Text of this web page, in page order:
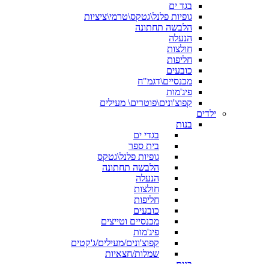
בגד ים
גופיות פלנל\גטקס\טרמי\ציציות
הלבשה תחתונה
הנעלה
חולצות
חליפות
כובעים
מכנסיים\דגמ"ח
פיג'מות
קפוצ'ונים\פוטרים\ מעילים
ילדים
בנות
בגדי ים
בית ספר
גופיות פלנל\גטקס
הלבשה תחתונה
הנעלה
חולצות
חליפות
כובעים
מכנסיים וטייצים
פיג'מות
קפוצ'ונים/מעילים/ג'קטים
שמלות/חצאיות